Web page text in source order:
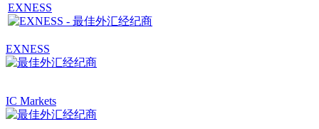
EXNESS
EXNESS
IC Markets